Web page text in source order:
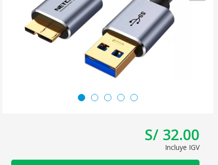
S/ 32.00
Incluye IGV